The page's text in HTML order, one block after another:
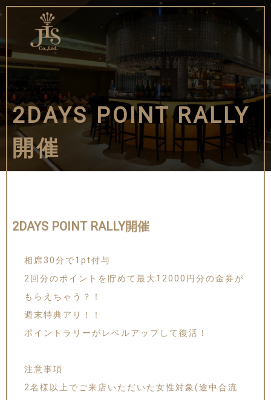
2DAYS POINT RALLY
開催
2DAYS POINT RALLY開催
相席30分で1pt付与
2回分のポイントを貯めて最大12000円分の金券が
もらえちゃう？！
週末特典アリ！！
ポイントラリーがレベルアップして復活！
注意事項
2名様以上でご来店いただいた女性対象(途中合流